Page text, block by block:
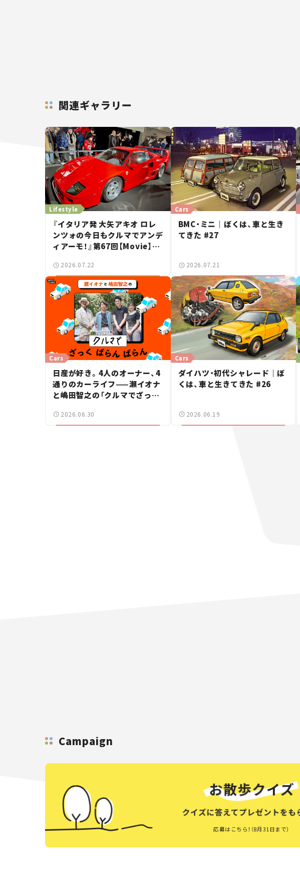
関連ギャラリー
Lifestyle
『イタリア発 大矢アキオ ロレ
ンツォの今日もクルマでアンデ
ィアーモ！』第67回【Movie】
で起きた、若者たちの「驚き」
2026.07.22
Cars
BMC・ミニ｜ぼくは、車と生き
てきた #27
2026.07.21
Cars
日産が好き。4人のオーナー、4
通りのカーライフ——瀬イオナ
と嶋田智之の「クルマでざっく
2026.06.30
Cars
ダイハツ・初代シャレード｜ぼ
くは、車と生きてきた #26
2026.06.19
Campaign
応募はこちら！（8月31日まで）